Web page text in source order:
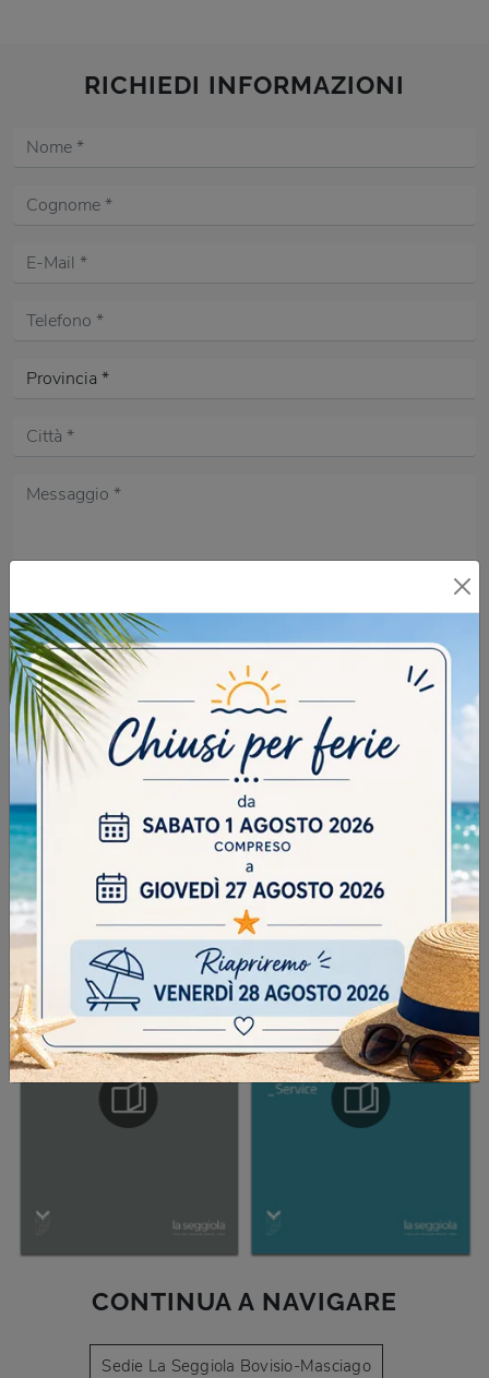
SFOGLIA I NOSTRI CATALOGHI
CONTINUA A NAVIGARE
Sedie La Seggiola Bovisio-Masciago
RICHIEDI INFORMAZIONI
Acconsento all'informativa sulla
DOMANDA DI SICUREZZA
Scrivere la parola "Fragole" al singolare
INVIA